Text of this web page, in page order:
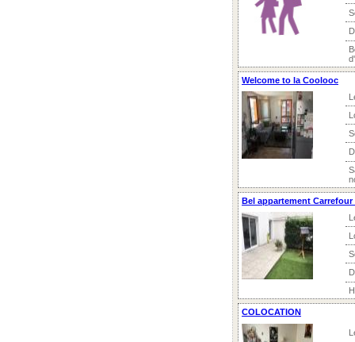
Welcome to la Coolooc
Bel appartement Carrefour
COLOCATION